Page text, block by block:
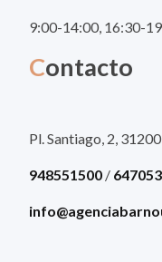
9:00-14:00, 16:30-
Contacto
Pl. Santiago, 2,
948551500 /